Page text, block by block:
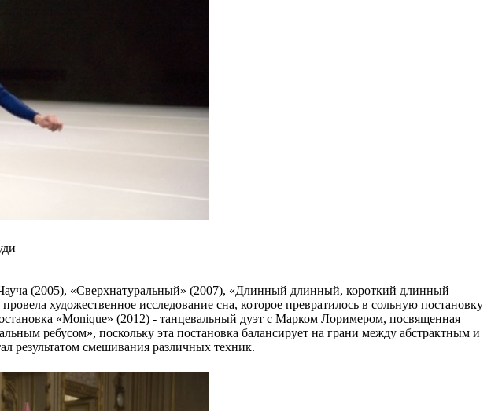
(2005), «Сверхнатуральный» (2007), «Длинный длинный, короткий длинный
художественное исследование сна, которое превратилось в сольную постановку
«Monique» (2012) - танцевальный дуэт с Марком Лоримером, посвященная
ребусом», поскольку эта постановка балансирует на грани между абстрактным и
результатом смешивания различных техник.